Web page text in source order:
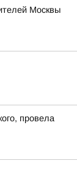
Москвы
провела